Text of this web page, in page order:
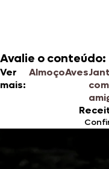
Avalie o conteúdo:
Ver
mais:
AlmoçoAves
com